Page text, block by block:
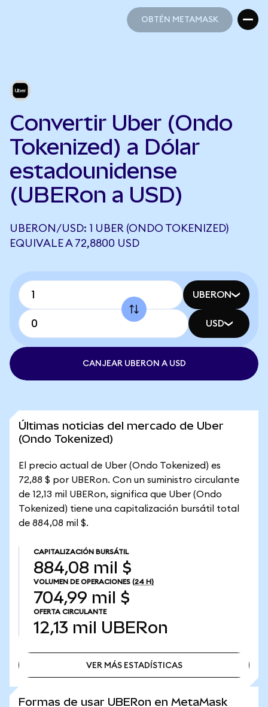
OBTÉN METAMASK
Convertir Uber (Ondo
Tokenized) a Dólar
estadounidense
(UBERon a USD)
UBERON/USD: 1 UBER (ONDO TOKENIZED)
EQUIVALE A 72,8800 USD
UBERON
USD
CANJEAR UBERON A USD
Últimas noticias del mercado de Uber
(Ondo Tokenized)
El precio actual de Uber (Ondo Tokenized) es
72,88 $ por UBERon. Con un suministro circulante
de 12,13 mil UBERon, significa que Uber (Ondo
Tokenized) tiene una capitalización bursátil total
de 884,08 mil $.
CAPITALIZACIÓN BURSÁTIL
884,08 mil $
VOLUMEN DE OPERACIONES (24 H)
704,99 mil $
OFERTA CIRCULANTE
12,13 mil UBERon
VER MÁS ESTADÍSTICAS
Formas de usar UBERon en MetaMask